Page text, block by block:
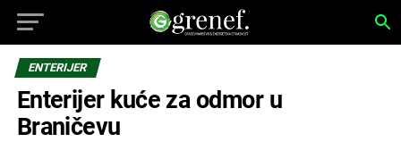
ENTERIJER
Enterijer kuće za odmor u
Braničevu